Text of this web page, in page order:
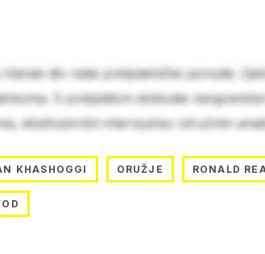
članak dio naše pretplatničke ponude.
S pretplatom dobivate
ekskluzivnim intervjuima i stručnim
KHASHOGGI ORUŽJE RONALD